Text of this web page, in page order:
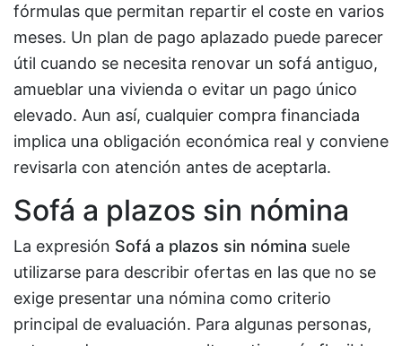
fórmulas que permitan repartir el coste en varios
meses. Un plan de pago aplazado puede parecer
útil cuando se necesita renovar un sofá antiguo,
amueblar una vivienda o evitar un pago único
elevado. Aun así, cualquier compra financiada
implica una obligación económica real y conviene
revisarla con atención antes de aceptarla.
Sofá a plazos sin nómina
La expresión Sofá a plazos sin nómina suele
utilizarse para describir ofertas en las que no se
exige presentar una nómina como criterio
principal de evaluación. Para algunas personas,